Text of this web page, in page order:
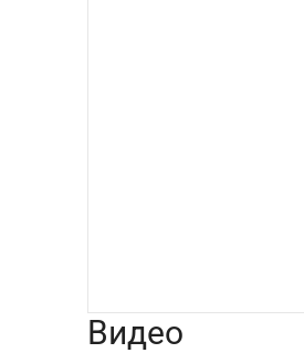
Видео